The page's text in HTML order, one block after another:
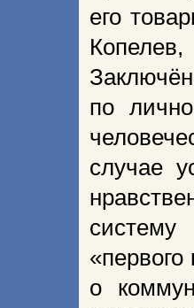
его
по
случае
систему
о